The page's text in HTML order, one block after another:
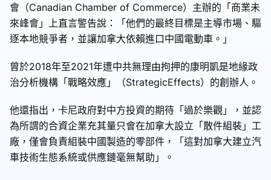
會（Canadian Chamber of Commerce）主辦的「商業未
來峰會」上直言警告說：「他們的最終目標是主導市場、驅
逐本地競爭者，並讓加拿大依賴進口中國電動車。」
曾於2018年至2021年遭中共無理由拘押的康明凱是地緣政
治分析機構「戰略效應」（StrategicEffects）的創辦人。
他還指出，卡尼政府對中方投資的期待「過於樂觀」，並認
為所謂的合資企業充其量只會在加拿大設立「散件組裝」工
廠，僅會負責組裝中國製造的零部件，「這對加拿大建立汽
車技術生態系統或供應鏈毫無幫助」。